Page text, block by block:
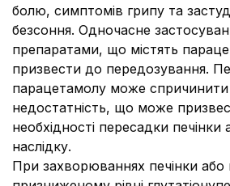
болю, симптомів грипу та
безсоння. Одночасне
препаратами, що містять
призвести до передозування.
парацетамолу може спричинити
недостатність, що може
необхідності пересадки
наслідку.
При захворюваннях печінки або